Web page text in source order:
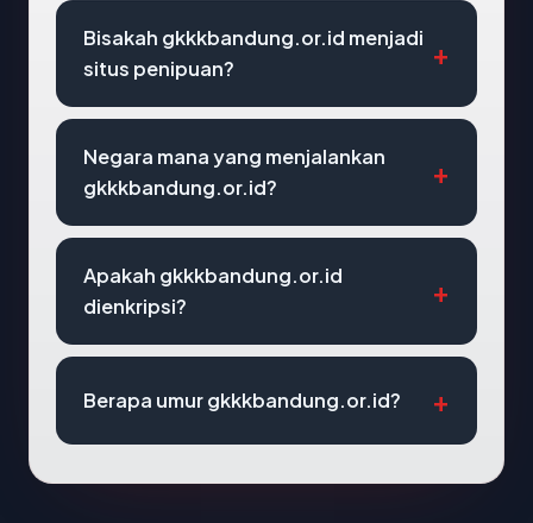
Bisakah gkkkbandung.or.id menjadi
situs penipuan?
Negara mana yang menjalankan
gkkkbandung.or.id?
Apakah gkkkbandung.or.id
dienkripsi?
Berapa umur gkkkbandung.or.id?